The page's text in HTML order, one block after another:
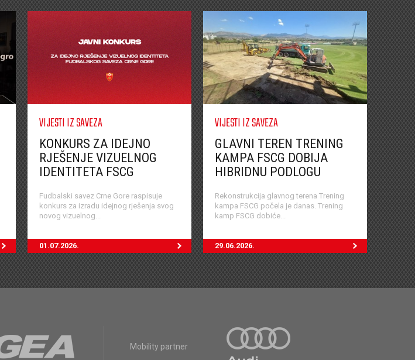
VIJESTI IZ SAVEZA
KONKURS ZA IDEJNO
RJEŠENJE VIZUELNOG
IDENTITETA FSCG
Fudbalski savez Crne Gore raspisuje
konkurs za izradu idejnog rješenja svog
novog vizuelnog...
01.07.2026.
VIJESTI IZ SAVEZA
GLAVNI TEREN TRENING
KAMPA FSCG DOBIJA
HIBRIDNU PODLOGU
Rekonstrukcija glavnog terena Trening
kampa FSCG počela je danas. Trening
kamp FSCG dobiće...
29.06.2026.
Mobility partner